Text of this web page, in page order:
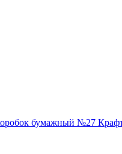
бумажный №27